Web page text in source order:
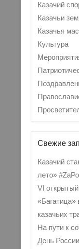
Казачий
Казачьи
Казачья
Культура
Свежие
Казачий
лето»
VI
«Багатица»
казачьих
На пути к
День